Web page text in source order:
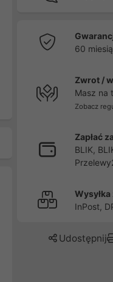
60
Zwrot /
Masz na
Zobacz
Zapłać
BLIK,
InPost,
Udostępnij